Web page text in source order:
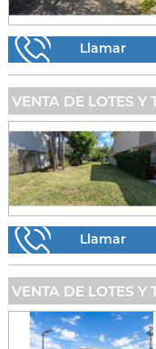
Llamar
Llamar